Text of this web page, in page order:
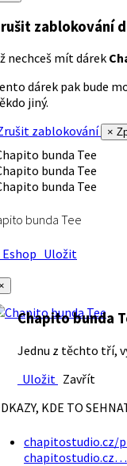
zablokování
nechceš mít dárek
dárek pak bude
jiný.
zablokování
×
bunda Tee
Uložit
Chapito bunda
Jednu z těchto tří,
Uložit Zavřít
KDE TO
chapitostudio.cz/
chapitostudio.cz…